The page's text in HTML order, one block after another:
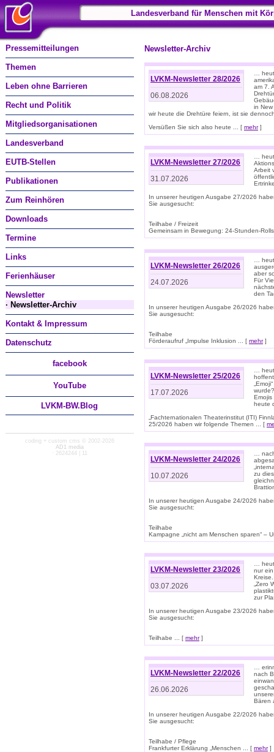
Landesverband für Menschen mit
Pressemitteilungen
Themen
Leben ohne Barrieren
Recht und Politik
Mitgliedsorganisationen
Landesverband
EUTB-Stellen
Publikationen
Zum Reinhören
Downloads
Termine
Links
Ferienhäuser
Newsletter
· Newsletter-Archiv
Kontakt & Impressum
Datenschutz
facebook
YouTube
LVKM-BW.Blog
coding + custom cms © 2002-2026
AD1 media
· 2624244 | 11
Newsletter-Archiv
LVKM-Newsletter 28/2026
06.08.2026
…
am 7.
in
wir heute die Drehtüre feiern, ist sie
Versüßen Sie sich also heute ... [ mehr]
LVKM-Newsletter 27/2026
31.07.2026
…
Arbeit
In unserer heutigen Ausgabe 27/2026
Sie ausgesucht:
Teilhabe / Freizeit
Gemeinsam in Bewegung: 24-Stunden-
LVKM-Newsletter 26/2026
24.07.2026
…
aber
Für
den
In unserer heutigen Ausgabe 26/2026
Sie ausgesucht:
Teilhabe
Förderaufruf „Impulse Inklusion ... [ mehr]
LVKM-Newsletter 25/2026
17.07.2026
…
Emojis
heute
„Fachternationalen Theaterinstitut (ITI)
25/2026 haben wir folgende Themen ... [
LVKM-Newsletter 24/2026
10.07.2026
…
zu
In unserer heutigen Ausgabe 24/2026
Sie ausgesucht:
Teilhabe
Kampagne „nicht am Menschen sparen“ –
LVKM-Newsletter 23/2026
03.07.2026
…
nur
„Zero
zur
In unserer heutigen Ausgabe 23/2026
Sie ausgesucht:
Teilhabe ... [ mehr]
LVKM-Newsletter 22/2026
26.06.2026
…
nach
Bären
In unserer heutigen Ausgabe 22/2026
Sie ausgesucht:
Teilhabe / Pflege
Frankfurter Erklärung „Menschen ... [ mehr]